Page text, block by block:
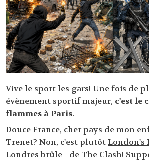
Vive le sport les gars! Une fois de
évènement sportif majeur, c'est le
flammes à Paris.
Douce France, cher pays de mon
Trenet? Non, c'est plutôtLondon's
Londres brûle - de The Clash!